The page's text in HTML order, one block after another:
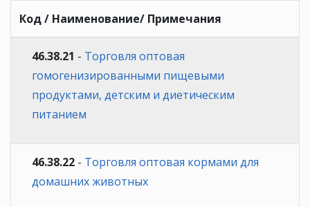
Код / Наименование/ Примечания
46.38.21 - Торговля оптовая
гомогенизированными пищевыми
продуктами, детским и диетическим
питанием
46.38.22 - Торговля оптовая кормами для
домашних животных